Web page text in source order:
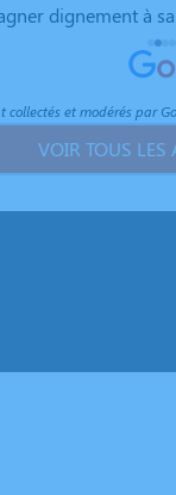
dignement à
collectés et modérés par
VOIR TOUS LES